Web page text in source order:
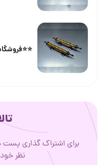
برای اشتراک گذاری
نظر